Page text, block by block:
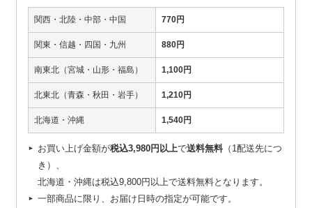
関西・北陸・中部・中国 770円
関東・信越・四国・九州 880円
南東北（宮城・山形・福島） 1,100円
北東北（青森・秋田・岩手） 1,210円
北海道・沖縄 1,540円
お買い上げ金額が税込3,980円以上で送料無料（1配送先につ
き）、
北海道・沖縄は税込9,800円以上で送料無料となります。
一部商品に限り、お届け日時の指定が可能です。